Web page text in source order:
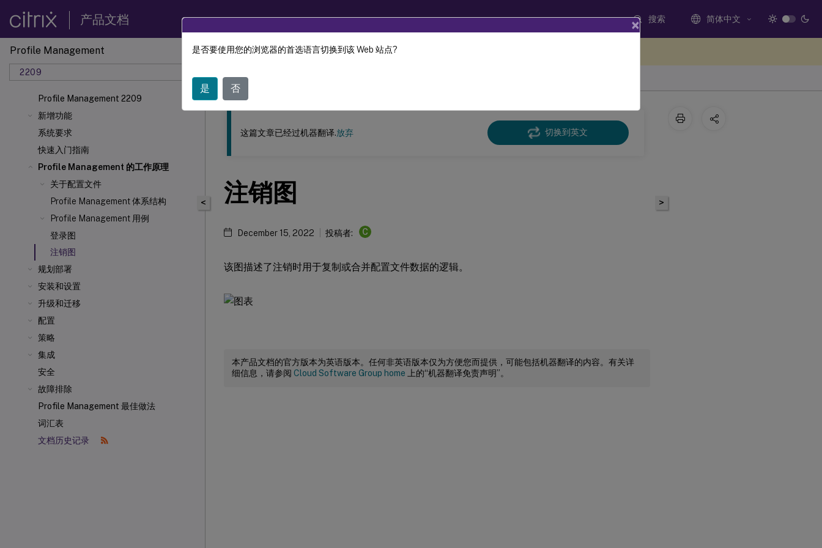
产品文档 搜索 简体中文
Profile Management
2209
Profile Management 2209
新增功能
系统要求
快速入门指南
Profile Management 的工作原理
关于配置文件
Profile Management 体系结构
Profile Management 用例
登录图
注销图
规划部署
安装和设置
升级和迁移
配置
策略
集成
安全
故障排除
Profile Management 最佳做法
词汇表
文档历史记录
此内容已经过机器动态翻译。
<
这篇文章已经过机器翻译.放弃 切换到英文
注销图
December 15, 2022 投稿者: C
该图描述了注销时用于复制或合并配置文件数据的逻辑。
本产品文档的官方版本为英语版本。任何非英语版本仅为方便您而提供，可能包括机器翻译的内容。有关详
细信息，请参阅 Cloud Software Group home 上的“机器翻译免责声明”。
>
×
是否要使用您的浏览器的首选语言切换到该 Web 站点?
是 否